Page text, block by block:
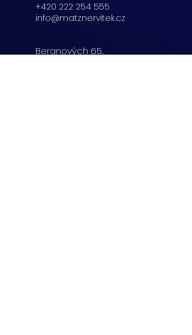
+420 222 254 555
info@matznervitek.cz
Beranových 65,